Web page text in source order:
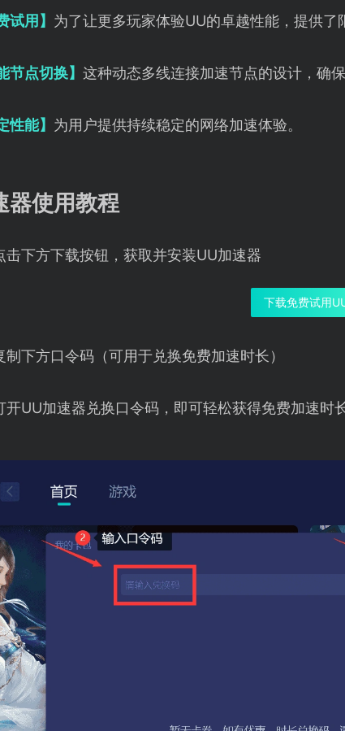
试用】 为了让更多玩家体验UU的卓越性能，提供了
节点切换】 这种动态多线连接加速节点的设计，确
性能】 为用户提供持续稳定的网络加速体验。
器使用教程
击下方下载按钮，获取并安装UU加速器
下载免费试用
制下方口令码（可用于兑换免费加速时长）
开UU加速器兑换口令码，即可轻松获得免费加速时